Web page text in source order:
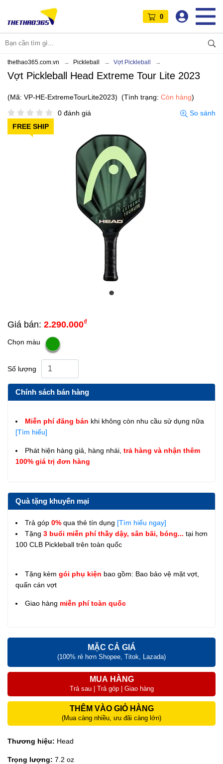
0
thethao365.com.vn Pickleball Vợt Pickleball
Vợt Pickleball Head Extreme Tour Lite 2023
(Mã: VP-HE-ExtremeTourLite2023) (Tình trạng: Còn hàng)
0 đánh giá
So sánh
FREE SHIP
Giá bán: 2.290.000₫
Chọn màu
Số lượng
Chính sách bán hàng
Miễn phí đăng bán khi không còn nhu cầu sử dụng nữa
[Tìm hiểu]
Phát hiện hàng giả, hàng nhái, trả hàng và nhận thêm
100% giá trị đơn hàng
Quà tặng khuyến mại
Trả góp 0% qua thẻ tín dụng [Tìm hiểu ngay]
Tặng 3 buổi miễn phí thầy dậy, sân bãi, bóng... tại hơn
100 CLB Pickleball trên toàn quốc
Tặng kèm gói phụ kiện bao gồm: Bao bảo vệ mặt vợt,
quấn cán vợt
Giao hàng miễn phí toàn quốc
MẶC CẢ GIÁ
(100% rẻ hơn Shopee, Titok, Lazada)
MUA HÀNG
Trả sau | Trả góp | Giao hàng
THÊM VÀO GIỎ HÀNG
(Mua càng nhiều, ưu đãi càng lớn)
Thương hiệu: Head
Trọng lượng: 7.2 oz